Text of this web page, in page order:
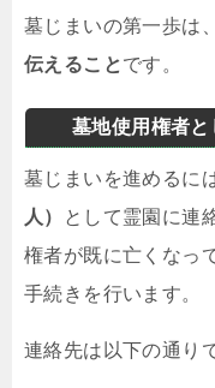
墓じまいの第一歩は、
伝えることです。
墓地使用権者
墓じまいを進めるに
人）
として霊園に連
権者が既に亡くなっ
手続きを行います。
連絡先は以下の通り